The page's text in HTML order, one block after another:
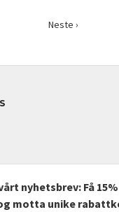
Neste ›
nyhetsbrev: Få
motta unike